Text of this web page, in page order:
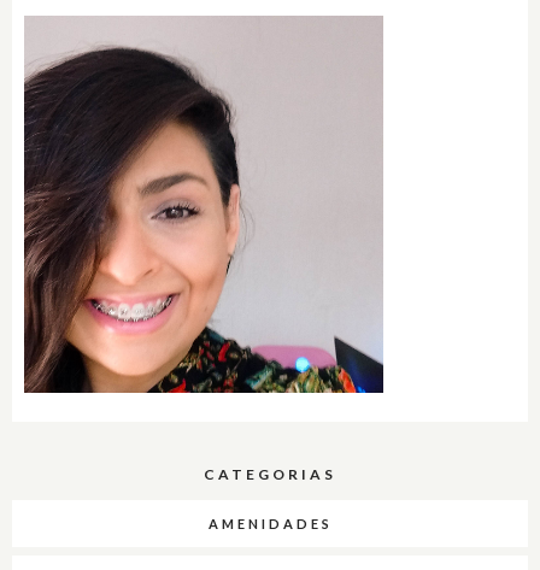
CATEGORIAS
AMENIDADES